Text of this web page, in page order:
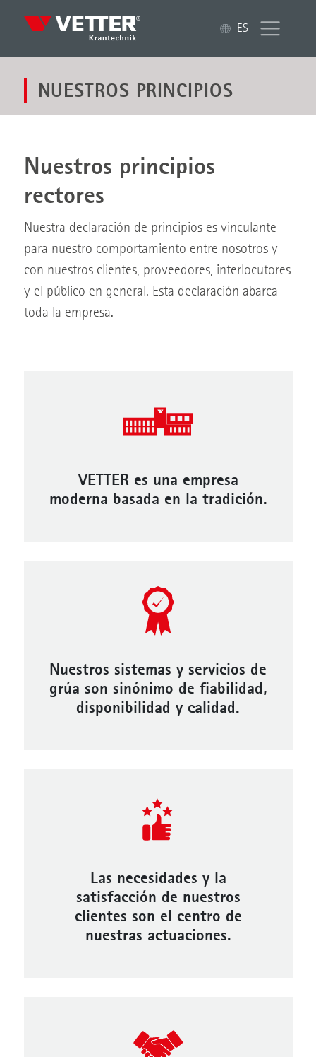
ES
NUESTROS PRINCIPIOS
Nuestros principios
rectores
Nuestra declaración de principios es vinculante
para nuestro comportamiento entre nosotros y
con nuestros clientes, proveedores, interlocutores
y el público en general. Esta declaración abarca
toda la empresa.
VETTER es una empresa
moderna basada en la tradición.
Nuestros sistemas y servicios de
grúa son sinónimo de fiabilidad,
disponibilidad y calidad.
Las necesidades y la
satisfacción de nuestros
clientes son el centro de
nuestras actuaciones.